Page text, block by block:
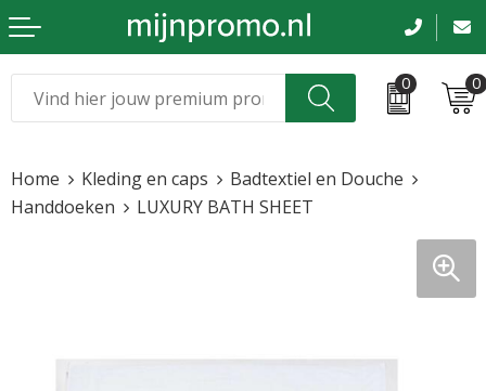
0 0
Kleding & caps
Sinterklaas
Home Kleding en caps
Badtextiel en Douche
Handdoeken
LUXURY BATH SHEET